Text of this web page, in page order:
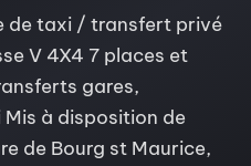
de taxi / transfert privé
V 4X4 7 places et
gares,
à disposition de
de Bourg st Maurice,